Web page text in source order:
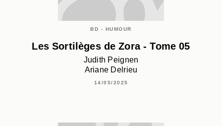
BD - HUMOUR
Les Sortilèges de Zora - Tome 05
Judith Peignen
Ariane Delrieu
14/05/2025